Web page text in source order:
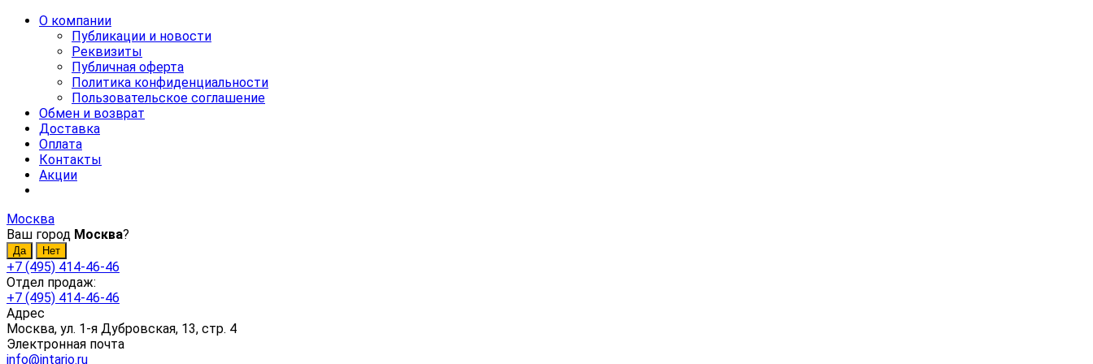
О компании
Публикации и новости
Реквизиты
Публичная оферта
Политика конфиденциальности
Пользовательское соглашение
Обмен и возврат
Доставка
Оплата
Контакты
Акции
Москва
Ваш город Москва?
+7 (495) 414-46-46
Отдел продаж:
+7 (495) 414-46-46
Адрес
Москва, ул. 1-я Дубровская, 13, стр. 4
Электронная почта
info@intario.ru